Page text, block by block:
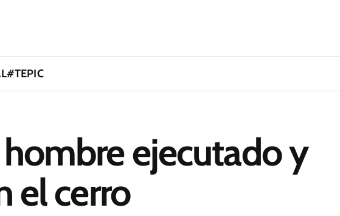
#TEPIC
ejecutado y
el cerro